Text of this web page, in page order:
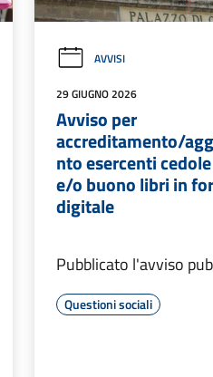
AVVISI
29 GIUGNO 2026
Avviso per
accreditamento/
nto esercenti
e/o buono libri in
digitale
Pubblicato l'avviso
Questioni sociali